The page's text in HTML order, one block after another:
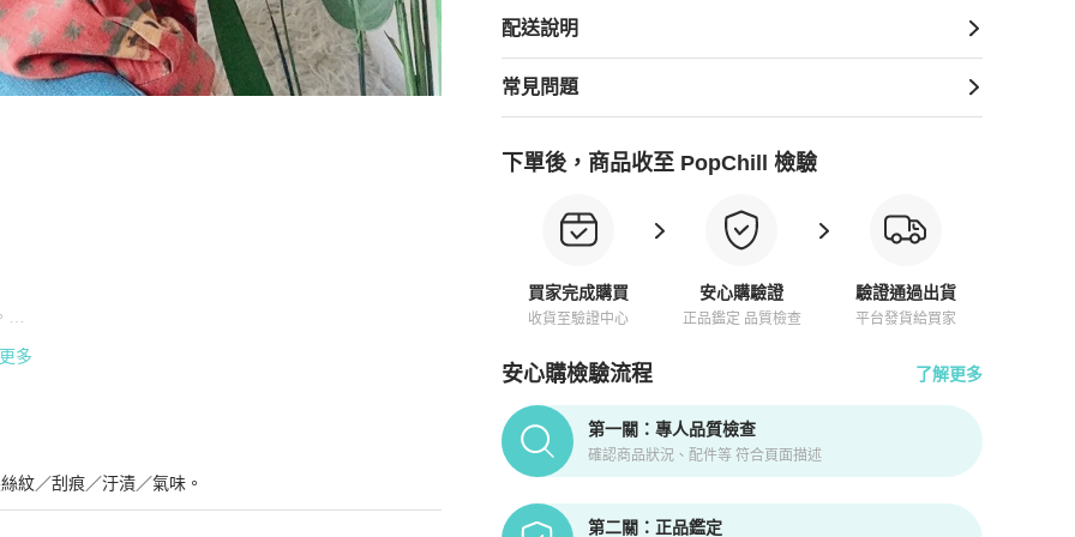
配送說明
常見問題
下單後，商品收至 PopChill 檢驗
買家完成購買
收貨至驗證中心
安心購驗證
正品鑑定 品質檢查
驗證通過出貨
平台發貨給買家
安心購檢驗流程 了解更多
PopChill拍拍圈正品驗證、安心購檢驗流程介紹
第一關：專人品質檢查
確認商品狀況、配件等 符合頁面描述
第二關：正品鑑定
多
紋／刮痕／汙漬／氣味。